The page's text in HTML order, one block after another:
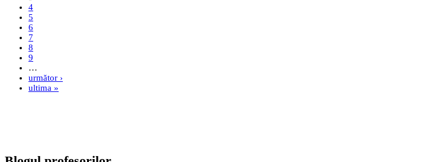
4
5
6
7
8
9
…
următor ›
ultima »